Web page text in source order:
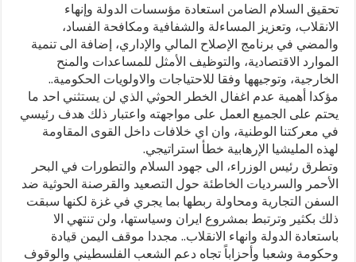
تحقيق السلام الضامن استعادة مؤسسات الدولة وإنهاء
الانقلاب، وتعزيز المساءلة والشفافية ومكافحة الفساد،
والمضي في برنامج الإصلاح المالي والإداري، إضافة الى تنمية
الموارد الاقتصادية، والتوظيف الأمثل للمساعدات والمنح
الخارجية، وتوجيهها وفقا للاحتياجات والاولويات الحكومية..
مؤكدا أهمية عدم اغفال الخطر الحوثي الذي لن يستثني احد ما
يحتم على الجميع العمل على مواجهته واعتبار ذلك هدف رئيسي
في معركتنا الوطنية، وان اي خلافات داخل القوى المقاومة
لهذه المليشيا الإرهابية خطأ استراتيجي.
وتطرق رئيس الوزراء، الى جهود السلام والتطورات في البحر
الأحمر والسرديات الخاطئة حول التصعيد والقرصنة الحوثية ضد
السفن التجارية ومحاولة ربطها بما يجري في غزة لكنها سبقت
ذلك بكثير وترتبط بمشروع ايران وسياستها، ولن تنتهي الا
باستعادة الدولة وانهاء الانقلاب.. مجددا موقف اليمن قيادة
وحكومة وشعبا وأحزاباً تجاه دعم الشعب الفلسطيني والوقوف